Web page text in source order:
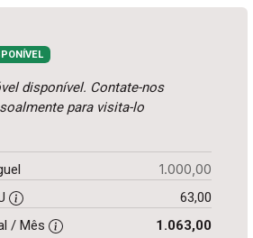
disponível. Contate-nos
para visita-lo
1.000,00
63,00
/ Mês
1.063,00